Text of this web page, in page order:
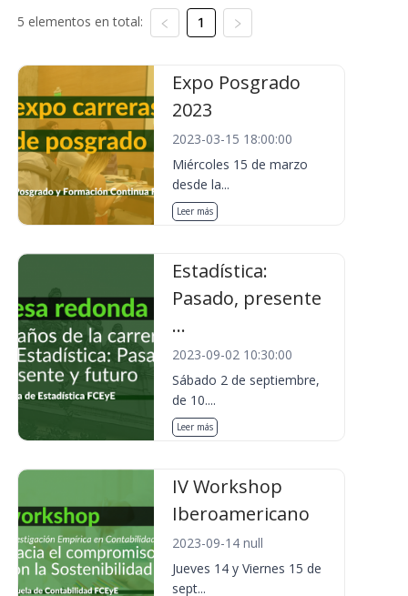
5 elementos en total: 1
Expo Posgrado
2023
2023-03-15 18:00:00
Miércoles 15 de marzo
desde la...
Leer más
Estadística:
Pasado, presente
...
2023-09-02 10:30:00
Sábado 2 de septiembre,
de 10....
Leer más
IV Workshop
Iberoamericano
2023-09-14 null
Jueves 14 y Viernes 15 de
sept...